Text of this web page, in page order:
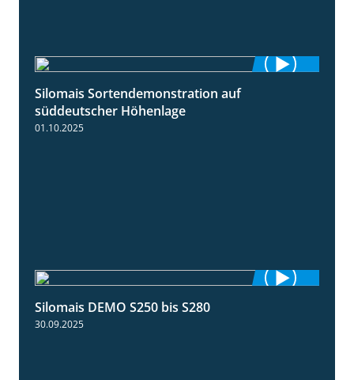
Silomais Sortendemonstration auf
süddeutscher Höhenlage
01.10.2025
Silomais DEMO S250 bis S280
30.09.2025